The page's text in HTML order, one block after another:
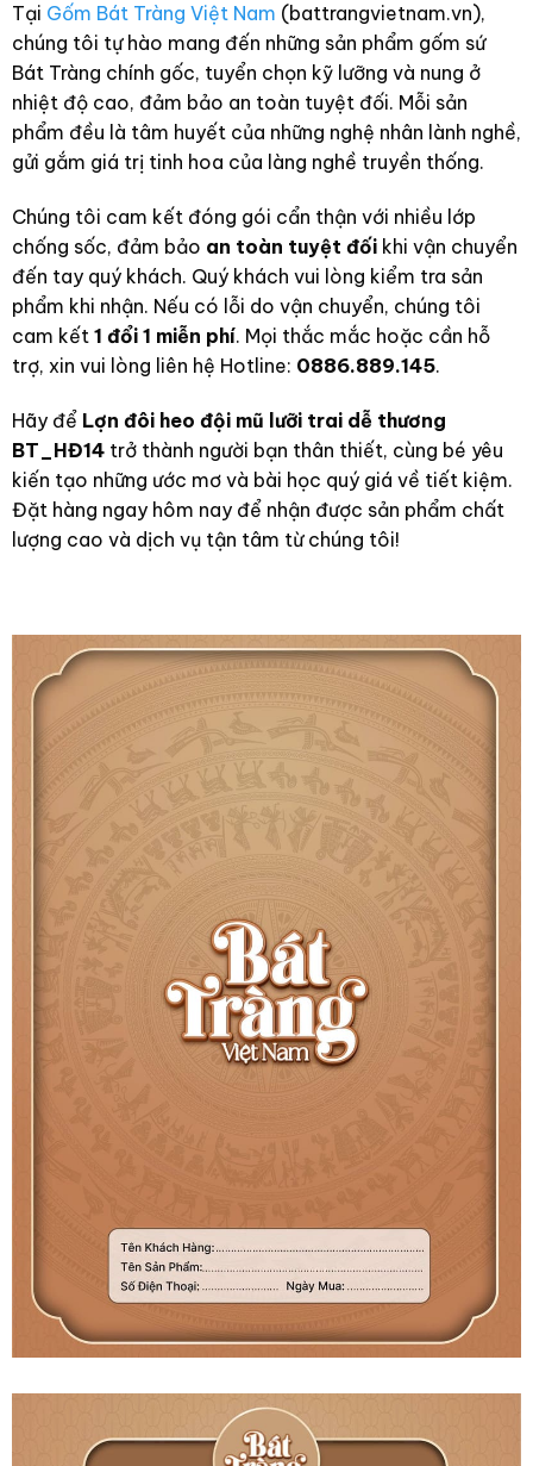
Tại Gốm Bát Tràng Việt Nam (battrangvietnam.vn),
chúng tôi tự hào mang đến những sản phẩm gốm sứ
Bát Tràng chính gốc, tuyển chọn kỹ lưỡng và nung ở
nhiệt độ cao, đảm bảo an toàn tuyệt đối. Mỗi sản
phẩm đều là tâm huyết của những nghệ nhân lành nghề,
gửi gắm giá trị tinh hoa của làng nghề truyền thống.
Chúng tôi cam kết đóng gói cẩn thận với nhiều lớp
chống sốc, đảm bảo an toàn tuyệt đốikhi vận chuyển
đến tay quý khách. Quý khách vui lòng kiểm tra sản
phẩm khi nhận. Nếu có lỗi do vận chuyển, chúng tôi
cam kết 1 đổi 1 miễn phí. Mọi thắc mắc hoặc cần hỗ
trợ, xin vui lòng liên hệ Hotline: 0886.889.145.
Hãy để Lợn đôi heo đội mũ lưỡi trai dễ thương
BT_HĐ14trở thành người bạn thân thiết, cùng bé yêu
kiến tạo những ước mơ và bài học quý giá về tiết kiệm.
Đặt hàng ngay hôm nay để nhận được sản phẩm chất
lượng cao và dịch vụ tận tâm từ chúng tôi!